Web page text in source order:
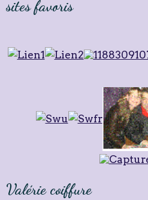
sites favoris
Valérie coiffure